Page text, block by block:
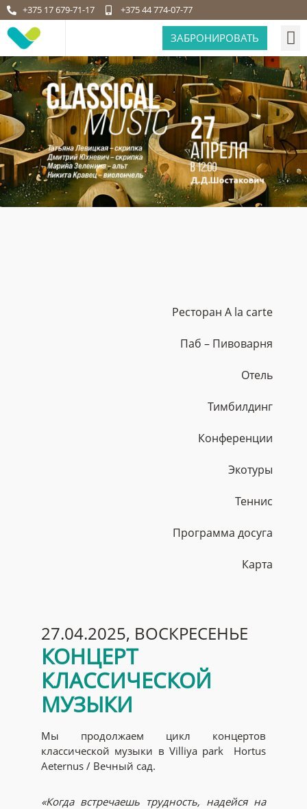
+375 17 679-71-17 +375 44 774-07-77
ЗАБРОНИРОВАТЬ
Ресторан A la carte
Паб – Пивоварня
Отель
Тимбилдинг
Конференции
Экотуры
Теннис
Программа досуга
Карта
27.04.2025, ВОСКРЕСЕНЬЕ
КОНЦЕРТ
КЛАССИЧЕСКОЙ
МУЗЫКИ
Мы продолжаем цикл концертов
классической музыки в Villiya park Hortus
Аeternus / Вечный сад.
«Когда встречаешь трудность, надейся на